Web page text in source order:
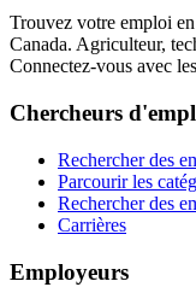
Trouvez votre emploi
Canada. Agriculteur,
Connectez-vous avec
Chercheurs
Rechercher des
Parcourir les
Rechercher des
Carrières
Employeurs